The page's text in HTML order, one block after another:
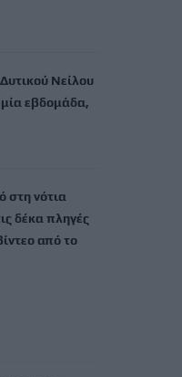
Νείλου
μία εβδομάδα,
στη νότια
δέκα πληγές
από το